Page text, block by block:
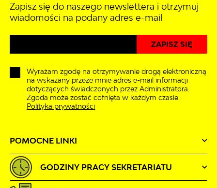
POMOCNE LINKI
Zapisz się do naszego newslettera i otrzymuj
wiadomości na podany adres e-mail
Wyrażam zgodę na otrzymywanie drogą elektroniczną
na wskazany przeze mnie adres e-mail informacji
dotyczących świadczonych przez Administratora.
Zgoda może zostać cofnięta w każdym czasie.
Polityka prywatności
GODZINY PRACY SEKRETARIATU